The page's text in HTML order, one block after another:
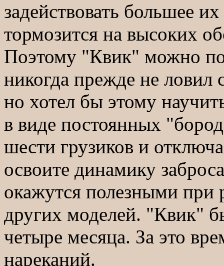
задействовать большее
тормозится на высоких
Поэтому "Квик" можно
никогда прежде не ловил
но хотел бы этому
в виде постоянных
шести грузиков и
освоите динамику
окажутся полезными при
других моделей. "Квик"
четыре месяца. За это
нареканий.